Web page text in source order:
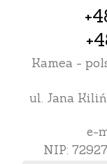
Kamea -
ul. Jana
e-
NIP: